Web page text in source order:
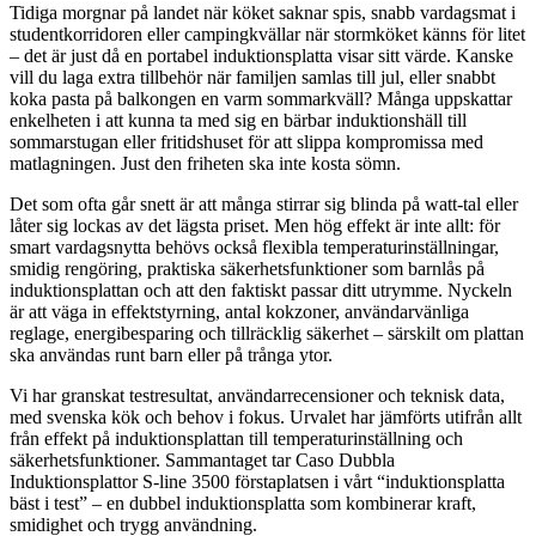
Tidiga morgnar på landet när köket saknar spis, snabb vardagsmat i
studentkorridoren eller campingkvällar när stormköket känns för litet
– det är just då en portabel induktionsplatta visar sitt värde. Kanske
vill du laga extra tillbehör när familjen samlas till jul, eller snabbt
koka pasta på balkongen en varm sommarkväll? Många uppskattar
enkelheten i att kunna ta med sig en bärbar induktionshäll till
sommarstugan eller fritidshuset för att slippa kompromissa med
matlagningen. Just den friheten ska inte kosta sömn.
Det som ofta går snett är att många stirrar sig blinda på watt-tal eller
låter sig lockas av det lägsta priset. Men hög effekt är inte allt: för
smart vardagsnytta behövs också flexibla temperaturinställningar,
smidig rengöring, praktiska säkerhetsfunktioner som barnlås på
induktionsplattan och att den faktiskt passar ditt utrymme. Nyckeln
är att väga in effektstyrning, antal kokzoner, användarvänliga
reglage, energibesparing och tillräcklig säkerhet – särskilt om plattan
ska användas runt barn eller på trånga ytor.
Vi har granskat testresultat, användarrecensioner och teknisk data,
med svenska kök och behov i fokus. Urvalet har jämförts utifrån allt
från effekt på induktionsplattan till temperaturinställning och
säkerhetsfunktioner. Sammantaget tar Caso Dubbla
Induktionsplattor S-line 3500 förstaplatsen i vårt “induktionsplatta
bäst i test” – en dubbel induktionsplatta som kombinerar kraft,
smidighet och trygg användning.